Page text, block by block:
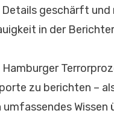
geschärft
in der
zu berichten –
Wissen